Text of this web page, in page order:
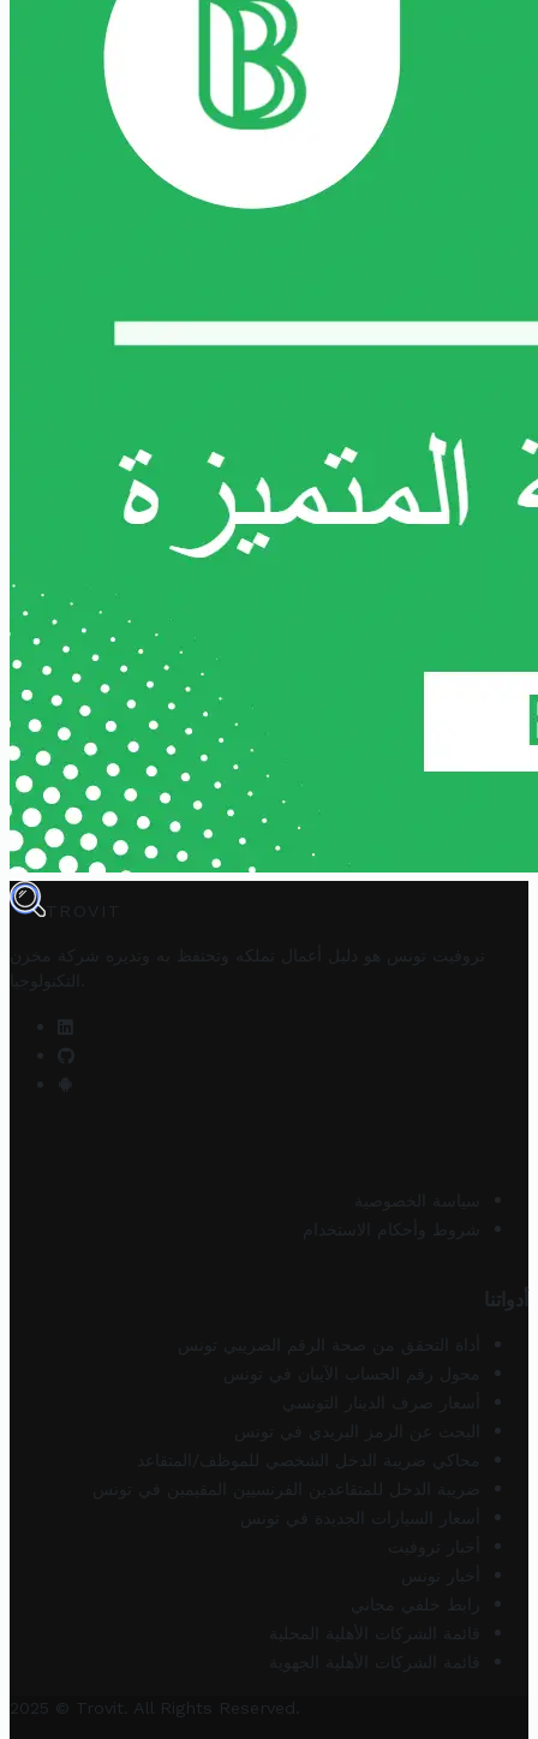
TROVIT
تروفيت تونس هو دليل أعمال تملكه وتحتفظ به وتديره
شركة مخزن
التكنولوجيا
سياسة الخصوصية
شروط وأحكام الاستخدام
أدواتنا
أداة التحقق من صحة الرقم الضريبي تونس
محول رقم الحساب الآيبان في تونس
أسعار صرف الدينار التونسي
البحث عن الرمز البريدي في تونس
محاكي ضريبة الدخل الشخصي للموظف/المتقاعد
ضريبة الدخل للمتقاعدين الفرنسيين المقيمين في تونس
أسعار السيارات الجديدة في تونس
أخبار تروفيت
أخبار تونس
رابط خلفي مجاني
قائمة الشركات الأهلية المحلية
قائمة الشركات الأهلية الجهوية
2025 © Trovit. All Rights Reserved.